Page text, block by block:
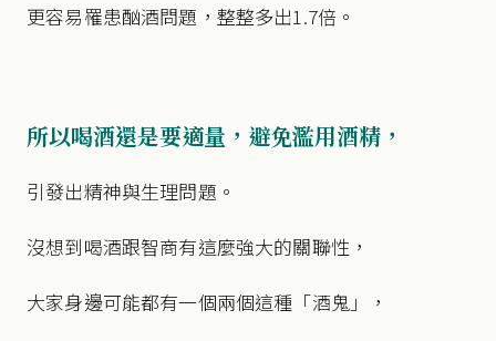
更容易罹患酗酒問題，整整多出1.7倍。
所以喝酒還是要適量，避免濫用酒精，
引發出精神與生理問題。
沒想到喝酒跟智商有這麼強大的關聯性，
大家身邊可能都有一個兩個這種「酒鬼」，